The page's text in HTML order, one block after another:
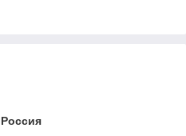
Россия